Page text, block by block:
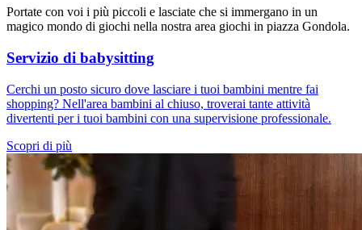
Portate con voi i più piccoli e lasciate che si immergano in un
magico mondo di giochi nella nostra area giochi in piazza Gondola.
Servizio di babysitting
Cerchi un posto sicuro dove lasciare i tuoi bambini mentre fai
shopping? Nell'area bambini al chiuso, troverai tante attività
divertenti per i tuoi bambini con una supervisione professionale.
Scopri di più